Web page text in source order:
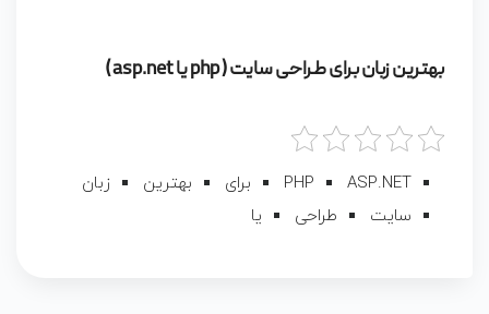
بهترین زبان برای طراحی سایت ( php یا asp.net )
ASP.NET
PHP برای بهترین
زبان
سایت
طراحی یا